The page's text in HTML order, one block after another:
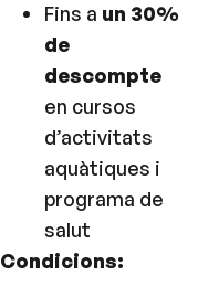
Fins a un 30%
de
descompte
en cursos
d’activitats
aquàtiques i
programa de
salut
Condicions: